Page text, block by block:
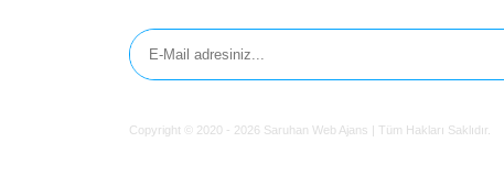
Copyright © 2020 - 2026 Saruhan Web Ajans | Tüm Hakları Saklıdır.